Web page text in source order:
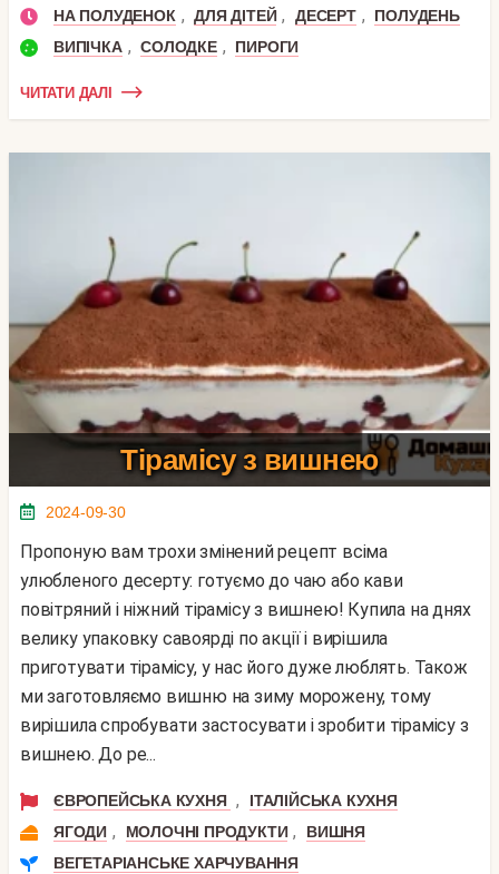
НА ПОЛУДЕНОК , ДЛЯ ДІТЕЙ , ДЕСЕРТ ,
ПОЛУДЕНЬ
ВИПІЧКА , СОЛОДКЕ , ПИРОГИ
ЧИТАТИ ДАЛІ
Тірамісу з вишнею
2024-09-30
Пропоную вам трохи змінений рецепт всіма
улюбленого десерту: готуємо до чаю або кави
повітряний і ніжний тірамісу з вишнею! Купила на днях
велику упаковку савоярді по акції і вирішила
приготувати тірамісу, у нас його дуже люблять. Також
ми заготовляємо вишню на зиму морожену, тому
вирішила спробувати застосувати і зробити тірамісу з
вишнею. До ре...
ЄВРОПЕЙСЬКА КУХНЯ ,
ІТАЛІЙСЬКА КУХНЯ
ЯГОДИ , МОЛОЧНІ ПРОДУКТИ ,
ВИШНЯ
ВЕГЕТАРІАНСЬКЕ ХАРЧУВАННЯ